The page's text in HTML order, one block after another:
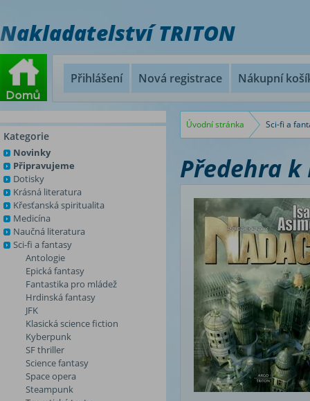
Nakladatelství TRITON
Přihlášení Nová registrace Nákupní
Kategorie
Novinky
Připravujeme
Dotisky
Krásná literatura
Křesťanská spiritualita
Medicína
Naučná literatura
Sci-fi a fantasy
Antologie
Epická fantasy
Fantastika pro mládež
Hrdinská fantasy
JFK
Klasická science fiction
Kyberpunk
SF thriller
Science fantasy
Space opera
Steampunk
Úvodní stránka Sci-fi a
Předehra k